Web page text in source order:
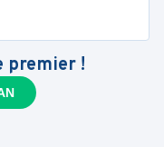
premier !